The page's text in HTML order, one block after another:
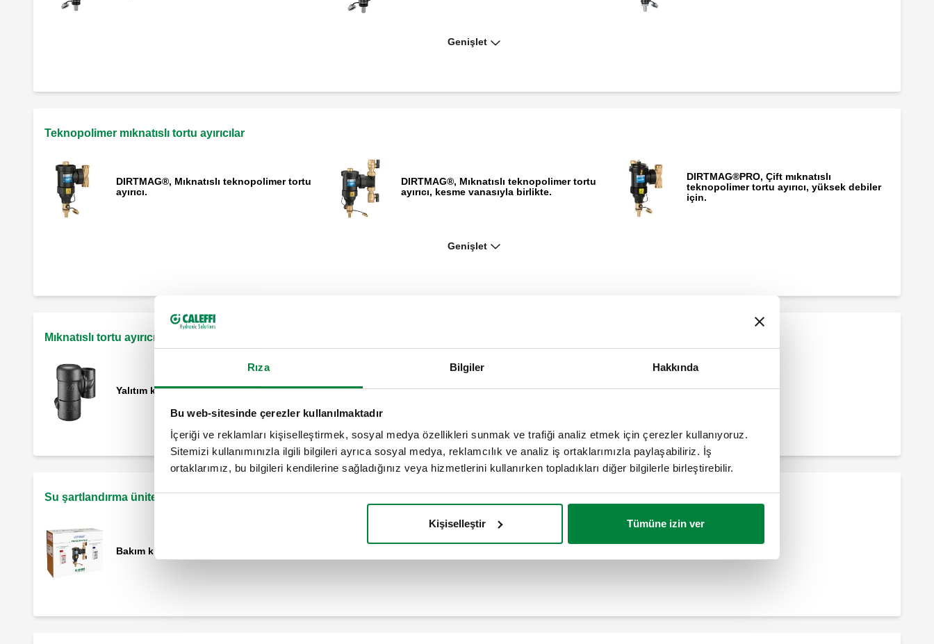
Rıza Bilgiler Hakkında
Bu web-sitesinde çerezler kullanılmaktadır
İçeriği ve reklamları kişiselleştirmek, sosyal medya özellikleri sunmak ve trafiği analiz etmek için çerezler kullanıyoruz.
Sitemizi kullanımınızla ilgili bilgileri ayrıca sosyal medya, reklamcılık ve analiz iş ortaklarımızla paylaşabiliriz. İş
ortaklarımız, bu bilgileri kendilerine sağladığınız veya hizmetlerini kullanırken topladıkları diğer bilgilerle birleştirebilir.
Kişiselleştir Tümüne izin ver
DIRTMAG®SLIM, Kombi altı mıknatıslı
Genişlet
Teknopolimer mıknatıslı tortu ayırıcılar
DIRTMAG®, Mıknatıslı teknopolimer tortu
ayırıcı.
DIRTMAG®, Mıknatıslı teknopolimer tortu
ayırıcı, kesme vanasıyla birlikte.
DIRTMAG®PRO, Çift mıknatıslı
teknopolimer tortu ayırıcı, yüksek debiler
için.
Genişlet
Mıknatıslı tortu ayırıcılar için aksesuarlar
Yalıtım kılıfı, 5453 serisi tortu ayırıcılar için. Yalıtım, 54534 serisi tortu ayırıcılar için.
Su şartlandırma ünitesi
Bakım kiti.